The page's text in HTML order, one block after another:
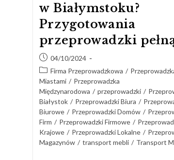
w Białymstoku?
Przygotowania
przeprowadzki
04/10/2024
Firma Przeprowadzkowa /
Miastami / Przeprowadzka
Międzynarodowa / przeprowadzki /
Białystok / Przeprowadzki Biura /
Biurowe / Przeprowadzki Domów /
Firm / Przeprowadzki Firmowe /
Krajowe / Przeprowadzki Lokalne /
Magazynów / transport mebli / Transport